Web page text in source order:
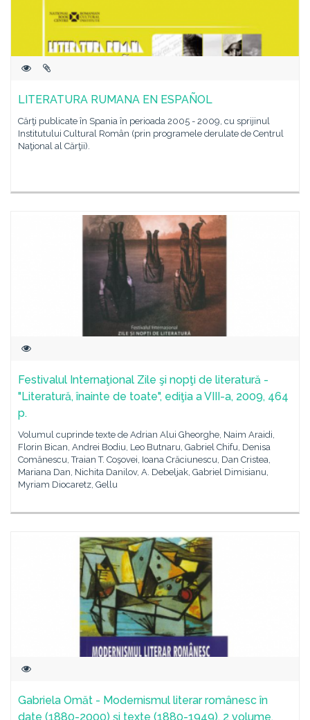
LITERATURA RUMANA EN ESPAÑOL
Cărţi publicate în Spania în perioada 2005 - 2009, cu sprijinul
Institutului Cultural Român (prin programele derulate de Centrul
Naţional al Cărţii).
Festivalul Internaţional Zile şi nopţi de literatură -
"Literatură, înainte de toate", ediţia a VIII-a, 2009, 464
p.
Volumul cuprinde texte de Adrian Alui Gheorghe, Naim Araidi,
Florin Bican, Andrei Bodiu, Leo Butnaru, Gabriel Chifu, Denisa
Comănescu, Traian T. Coşovei, Ioana Crăciunescu, Dan Cristea,
Mariana Dan, Nichita Danilov, A. Debeljak, Gabriel Dimisianu,
Myriam Diocaretz, Gellu
Gabriela Omăt - Modernismul literar românesc în
date (1880-2000) şi texte (1880-1949), 2 volume,